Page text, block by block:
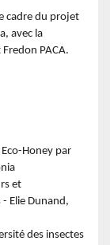
cadre du projet
avec la
PACA.
Honey par
et
Elie Dunand,
des insectes